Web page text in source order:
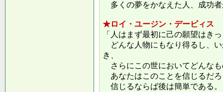
多くの夢をかなえた人、成功
★ロイ・ユージン・デービィス
「人はまず最初に己の願望はき
どんな人物にもなり得るし、
き、
さらにこの世においてどんな
あなたはこのことを信じるだ
信じるならば後は簡単である。